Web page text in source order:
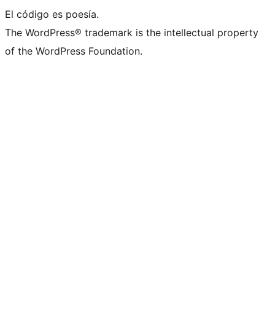
El código es poesía.
The WordPress® trademark is the intellectual property
of the WordPress Foundation.